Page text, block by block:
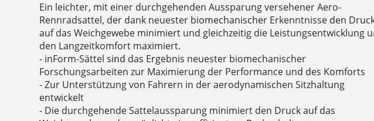
Ein leichter, mit einer durchgehenden Aussparung versehener Aero-
Rennradsattel, der dank neuester biomechanischer Erkenntnisse den
auf das Weichgewebe minimiert und gleichzeitig die Leistungsentwicklung
den Langzeitkomfort maximiert.
- inForm-Sättel sind das Ergebnis neuester biomechanischer
Forschungsarbeiten zur Maximierung der Performance und des Komforts
- Zur Unterstützung von Fahrern in der aerodynamischen Sitzhaltung
entwickelt
- Die durchgehende Sattelaussparung minimiert den Druck auf das